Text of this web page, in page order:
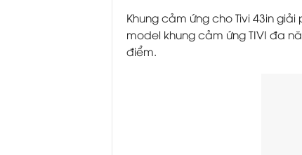
Khung cảm ứng cho Tivi 43in
model khung cảm ứng TIVI đa
điểm.